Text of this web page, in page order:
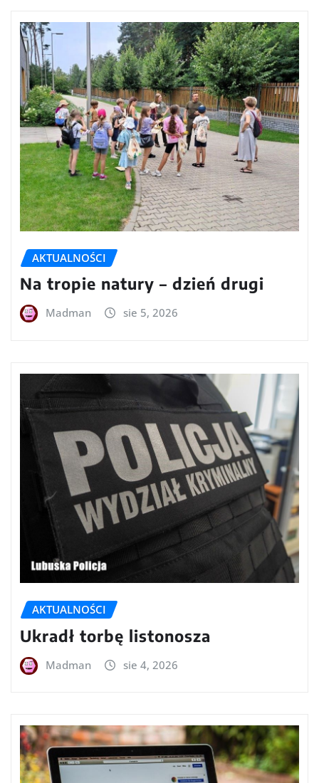
AKTUALNOŚCI
Na tropie natury – dzień drugi
Madman sie 5, 2026
AKTUALNOŚCI
Ukradł torbę listonosza
Madman sie 4, 2026